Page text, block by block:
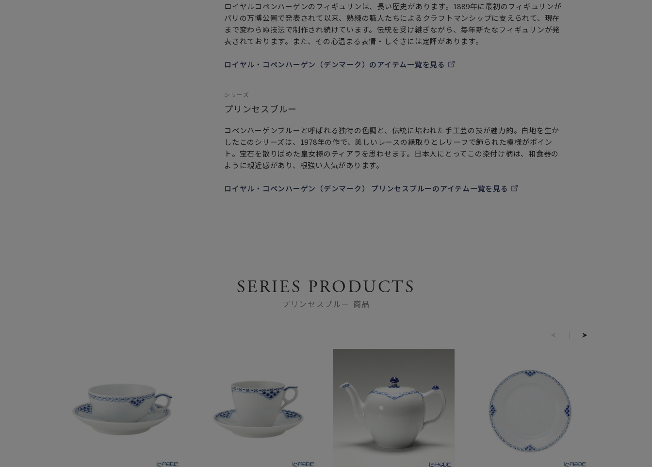
ロイヤルコペンハーゲンのフィギュリンは、長い歴史があります。1889年に最初のフィギュリンが
パリの万博公園で発表されて以来、熟練の職人たちによるクラフトマンシップに支えられて、現在
まで変わらぬ技法で制作され続けています。伝統を受け継ぎながら、毎年新たなフィギュリンが発
表されております。また、その心温まる表情・しぐさには定評があります。
ロイヤル・コペンハーゲン（デンマーク）のアイテム一覧を見る
シリーズ
プリンセスブルー
コペンハーゲンブルーと呼ばれる独特の色調と、伝統に培われた手工芸の技が魅力的。白地を生か
したこのシリーズは、1978年の作で、美しいレースの縁取りとレリーフで飾られた模様がポイン
ト。宝石を散りばめた皇女様のティアラを思わせます。日本人にとってこの染付け柄は、和食器の
ように親近感があり、根強い人気があります。
ロイヤル・コペンハーゲン（デンマーク） プリンセスブルーのアイテム一覧を見る
SERIES PRODUCTS
プリンセスブルー 商品